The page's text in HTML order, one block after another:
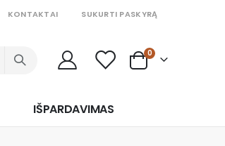
KONTAKTAI SUKURTI PASKYRĄ
Cart
0prekės
IŠPARDAVIMAS